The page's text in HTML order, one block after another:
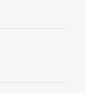
，他設計的空間
時也貼近社會生
三度空間及透視
上就已經將抽象